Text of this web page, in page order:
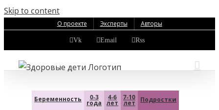
Skip to content
О проекте Эксперты Авторы
Vk Email Rss
Беременность 0-3
года
4-6
лет
7-10
лет Подростки